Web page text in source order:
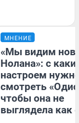
МНЕНИЕ
«Мы видим
Нолана»: с
настроем
смотреть
чтобы она не
выглядела как